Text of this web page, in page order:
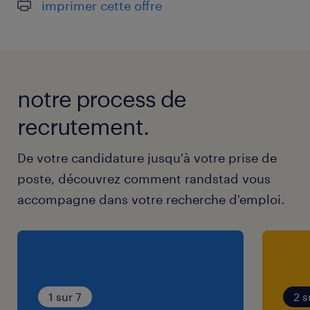
imprimer cette offre
notre process de
recrutement.
De votre candidature jusqu'à votre prise de
poste, découvrez comment randstad vous
accompagne dans votre recherche d'emploi.
1 sur 7 2